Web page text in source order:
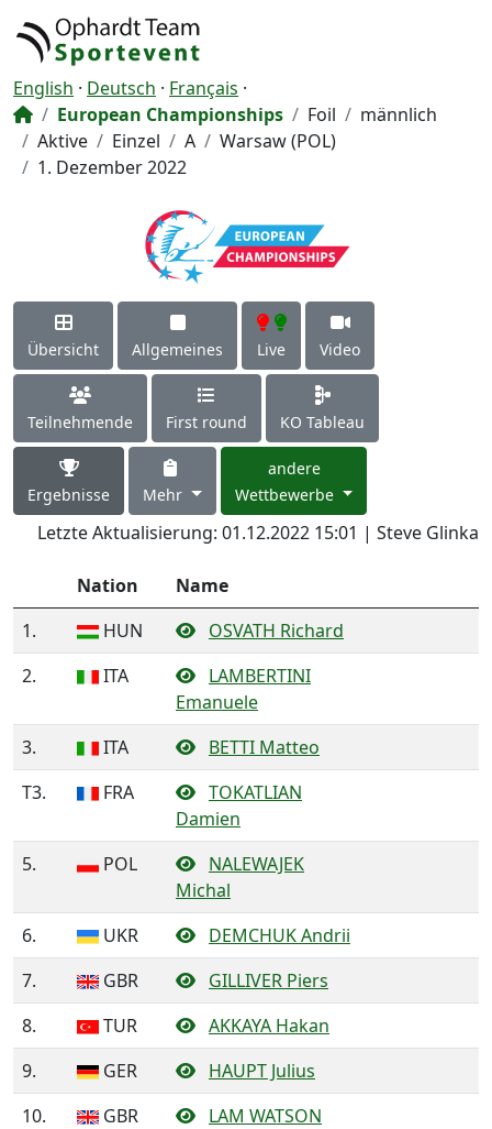
English · Deutsch · Français ·
European Championships
Foil
männlich
Aktive
Einzel A
Warsaw (POL)
1. Dezember 2022
Übersicht Allgemeines Live Video
Teilnehmende First round KO Tableau
Ergebnisse Mehr
andere
Wettbewerbe
Letzte Aktualisierung: 01.12.2022 15:01 | Steve Glinka
Nation
Name
1.
HUN
OSVATH Richard
2.
ITA
LAMBERTINI
Emanuele
3.
ITA
BETTI Matteo
T3.
FRA
TOKATLIAN
Damien
5.
POL
NALEWAJEK
Michal
6.
UKR
DEMCHUK Andrii
7.
GBR
GILLIVER Piers
8.
TUR
AKKAYA Hakan
9.
GER
HAUPT Julius
10.
GBR
LAM WATSON